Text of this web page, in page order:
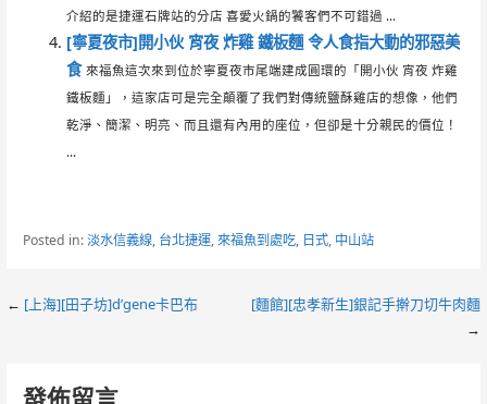
介紹的是捷運石牌站的分店 喜愛火鍋的饕客們不可錯過 ...
[寧夏夜市]開小伙 宵夜 炸雞 鐵板麵 令人食指大動的邪惡美
食 來福魚這次來到位於寧夏夜市尾端建成圓環的「開小伙 宵夜 炸雞
鐵板麵」，這家店可是完全顛覆了我們對傳統鹽酥雞店的想像，他們
乾淨、簡潔、明亮、而且還有內用的座位，但卻是十分親民的價位！
...
Posted in:淡水信義線, 台北捷運,來福魚到處吃, 日式, 中山站
Post
← [上海][田子坊]d’gene卡巴布
[麵館][忠孝新生]銀記手擀刀切牛肉麵
→